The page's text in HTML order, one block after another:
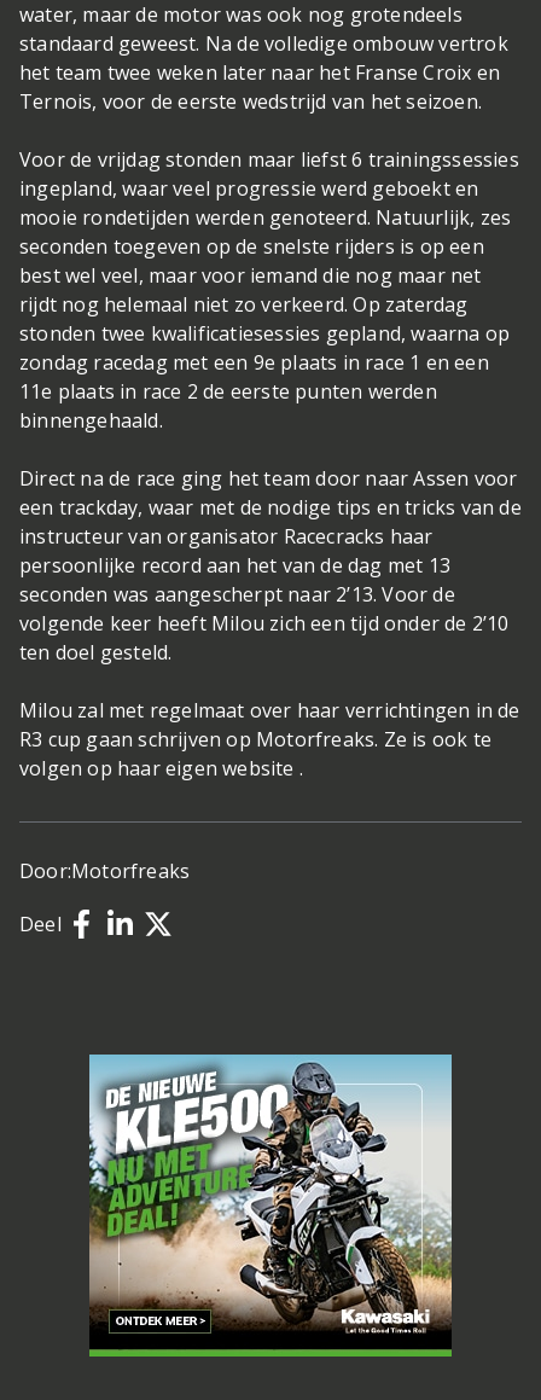
water, maar de motor was ook nog grotendeels
standaard geweest. Na de volledige ombouw vertrok
het team twee weken later naar het Franse Croix en
Ternois, voor de eerste wedstrijd van het seizoen.
Voor de vrijdag stonden maar liefst 6 trainingssessies
ingepland, waar veel progressie werd geboekt en
mooie rondetijden werden genoteerd. Natuurlijk, zes
seconden toegeven op de snelste rijders is op een
best wel veel, maar voor iemand die nog maar net
rijdt nog helemaal niet zo verkeerd. Op zaterdag
stonden twee kwalificatiesessies gepland, waarna op
zondag racedag met een 9e plaats in race 1 en een
11e plaats in race 2 de eerste punten werden
binnengehaald.
Direct na de race ging het team door naar Assen voor
een trackday, waar met de nodige tips en tricks van de
instructeur van organisator Racecracks haar
persoonlijke record aan het van de dag met 13
seconden was aangescherpt naar 2’13. Voor de
volgende keer heeft Milou zich een tijd onder de 2’10
ten doel gesteld.
Milou zal met regelmaat over haar verrichtingen in de
R3 cup gaan schrijven op Motorfreaks. Ze is ook te
volgen op haar eigen website .
Door:Motorfreaks
Deel